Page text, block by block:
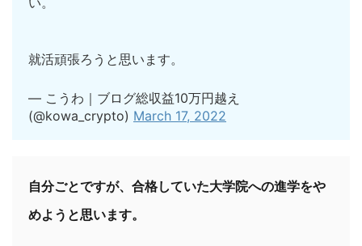
就活頑張ろうと思います。
— こうわ｜ブログ総収益10万円越え
(@kowa_crypto) March 17, 2022
自分ごとですが、合格していた大学院への進学をや
めようと思います。